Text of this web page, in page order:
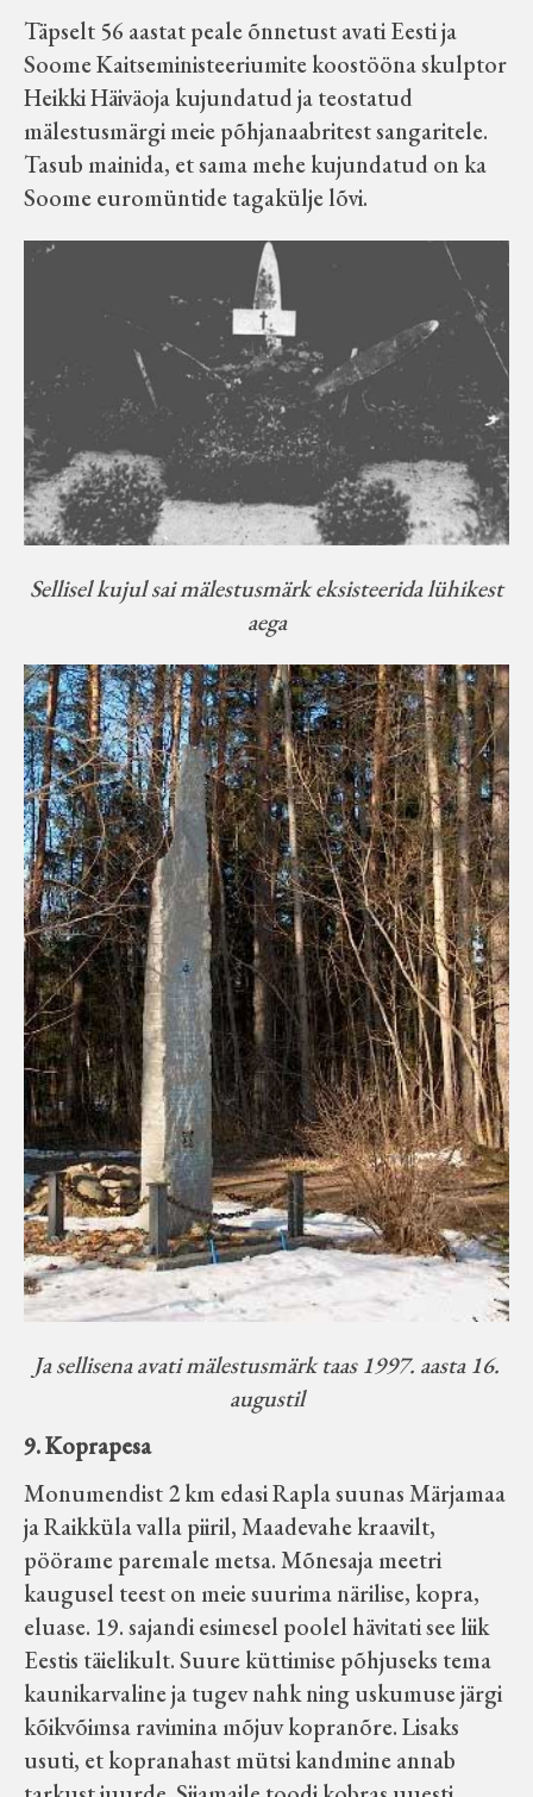
Täpselt 56 aastat peale õnnetust avati Eesti ja
Soome Kaitseministeeriumite koostööna skulptor
Heikki Häiväoja kujundatud ja teostatud
mälestusmärgi meie põhjanaabritest sangaritele.
Tasub mainida, et sama mehe kujundatud on ka
Soome euromüntide tagakülje lõvi.
Sellisel kujul sai mälestusmärk eksisteerida lühikest
aega
Ja sellisena avati mälestusmärk taas 1997. aasta 16.
augustil
9. Koprapesa
Monumendist 2 km edasi Rapla suunas Märjamaa
ja Raikküla valla piiril, Maadevahe kraavilt,
pöörame paremale metsa. Mõnesaja meetri
kaugusel teest on meie suurima närilise, kopra,
eluase. 19. sajandi esimesel poolel hävitati see liik
Eestis täielikult. Suure küttimise põhjuseks tema
kaunikarvaline ja tugev nahk ning uskumuse järgi
kõikvõimsa ravimina mõjuv kopranõre. Lisaks
usuti, et kopranahast mütsi kandmine annab